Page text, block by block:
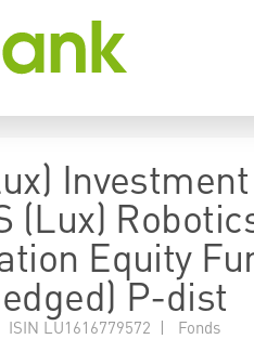
Investment
(Lux)
Equity
P-dist
ISIN LU1616779572 | Fonds